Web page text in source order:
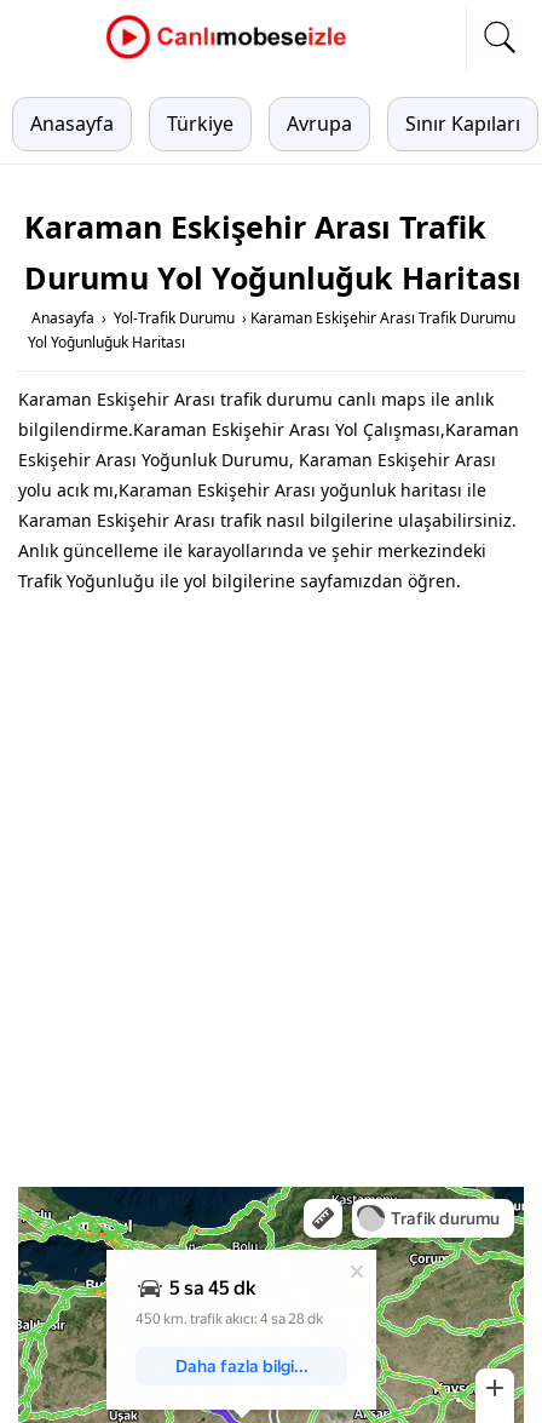
Anasayfa Türkiye Avrupa Sınır Kapıları
Karaman Eskişehir Arası Trafik
Durumu Yol Yoğunluğuk Haritası
Anasayfa › Yol-Trafik Durumu › Karaman Eskişehir Arası Trafik Durumu
Yol Yoğunluğuk Haritası
Karaman Eskişehir Arası trafik durumu canlı maps ile anlık
bilgilendirme.Karaman Eskişehir Arası Yol Çalışması,Karaman
Eskişehir Arası Yoğunluk Durumu, Karaman Eskişehir Arası
yolu acık mı,Karaman Eskişehir Arası yoğunluk haritası ile
Karaman Eskişehir Arası trafik nasıl bilgilerine ulaşabilirsiniz.
Anlık güncelleme ile karayollarında ve şehir merkezindeki
Trafik Yoğunluğu ile yol bilgilerine sayfamızdan öğren.